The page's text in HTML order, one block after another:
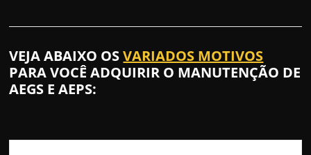
VEJA ABAIXO OSVARIADOS MOTIVOS
PARA VOCÊ ADQUIRIR O MANUTENÇÃO DE
AEGS E AEPS: